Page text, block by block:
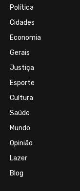
Política
Cidades
Economia
Gerais
Justiça
Esporte
Cultura
Saúde
Mundo
Opinião
Lazer
Blog